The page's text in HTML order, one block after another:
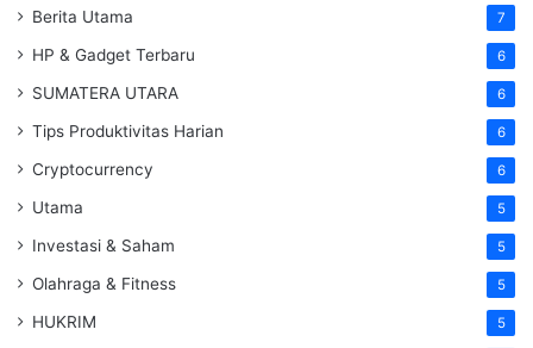
Berita Utama 7
HP & Gadget Terbaru 6
SUMATERA UTARA 6
Tips Produktivitas Harian 6
Cryptocurrency 6
Utama 5
Investasi & Saham 5
Olahraga & Fitness 5
HUKRIM 5